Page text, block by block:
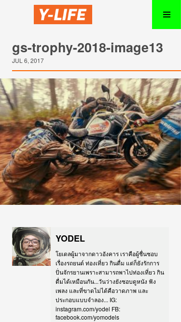
gs-trophy-2018-image13
JUL 6, 2017
YODEL
โยเดลผู้มาจากดาวอังคาร เราคือผู้ชื่นชอบ
เรื่องรถยนต์ ท่องเที่ยว กินดื่ม แต่ก็ยังรักการ
ปั่นจักรยานเพราะสามารถพาไปท่องเที่ยว กิน
ดื่มได้เหมือนกัน...วันว่างยังชอบดูหนัง ฟัง
เพลง และที่ขาดไม่ได้คือวาดภาพ และ
ประกอบแบบจำลอง... IG:
instagram.com/yodel FB:
facebook.com/yomodels